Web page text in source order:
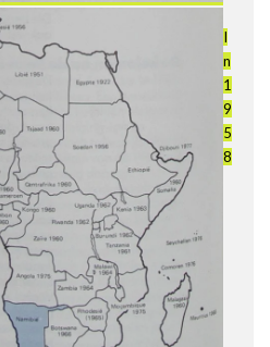
I
n
1
9
5
8